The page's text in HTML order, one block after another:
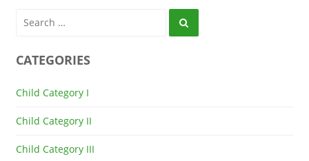
CATEGORIES
Child Category I
Child Category II
Child Category III